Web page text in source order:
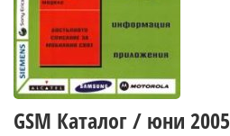
GSM Каталог / юни 2005